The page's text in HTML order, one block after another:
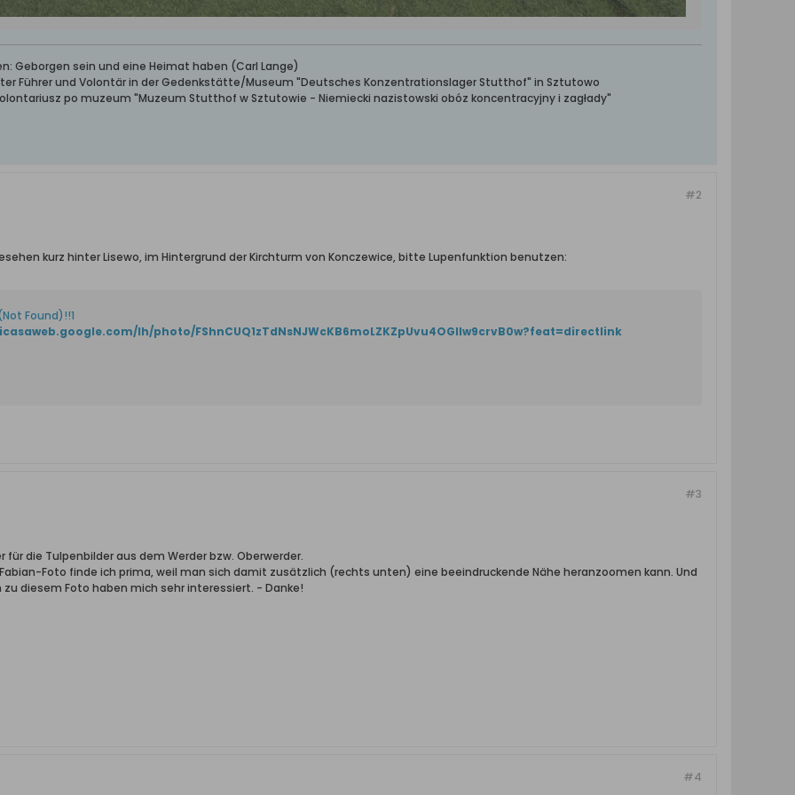
Geborgen sein und eine Heimat haben (Carl Lange)
Führer und Volontär in der Gedenkstätte/Museum "Deutsches Konzentrationslager Stutthof" in Sztutowo
po muzeum "Muzeum Stutthof w Sztutowie - Niemiecki nazistowski obóz koncentracyjny i zagłady"
#2
kurz hinter Lisewo, im Hintergrund der Kirchturm von Konczewice, bitte Lupenfunktion benutzen:
Found)!!1
lh/photo/FShnCUQ1zTdNsNJWcKB6moLZKZpUvu4OGIIw9crvB0w?feat=directlink
#3
für die Tulpenbilder aus dem Werder bzw. Oberwerder.
Foto finde ich prima, weil man sich damit zusätzlich (rechts unten) eine beeindruckende Nähe heranzoomen kann. Und
diesem Foto haben mich sehr interessiert. - Danke!
#4